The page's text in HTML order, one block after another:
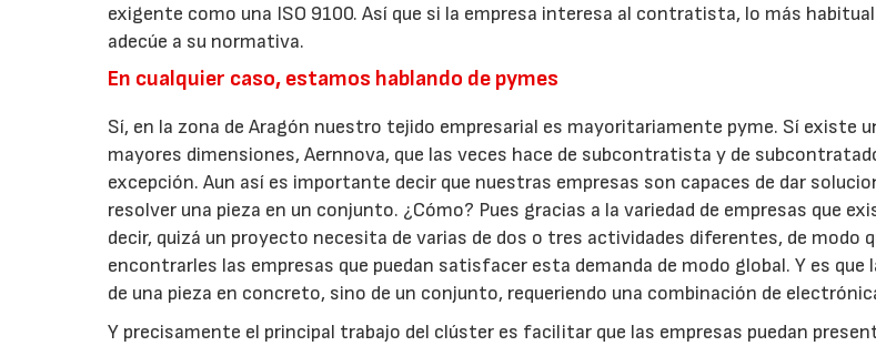
exigente como una ISO 9100. Así que si la empresa interesa al contratista, lo más habitual
adecúe a su normativa.
En cualquier caso, estamos hablando de pymes
Sí, en la zona de Aragón nuestro tejido empresarial es mayoritariamente pyme. Sí existe
mayores dimensiones, Aernnova, que las veces hace de subcontratista y de
excepción. Aun así es importante decir que nuestras empresas son capaces de dar
resolver una pieza en un conjunto. ¿Cómo? Pues gracias a la variedad de empresas que
decir, quizá un proyecto necesita de varias de dos o tres actividades diferentes, de modo
encontrarles las empresas que puedan satisfacer esta demanda de modo global. Y es que
de una pieza en concreto, sino de un conjunto, requeriendo una combinación de
Y precisamente el principal trabajo del clúster es facilitar que las empresas puedan